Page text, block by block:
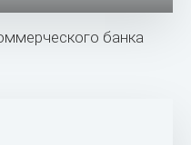
банка